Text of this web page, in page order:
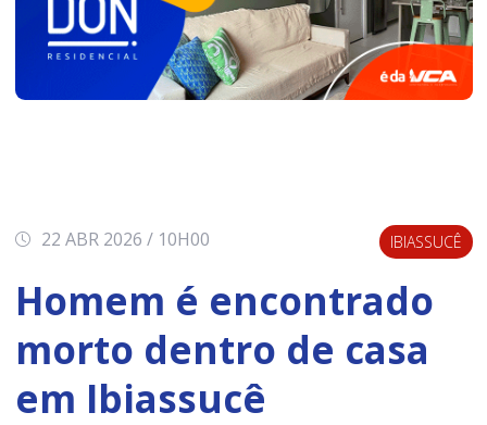
22 ABR 2026 / 10H00 IBIASSUCÊ
Homem é encontrado
morto dentro de casa
em Ibiassucê